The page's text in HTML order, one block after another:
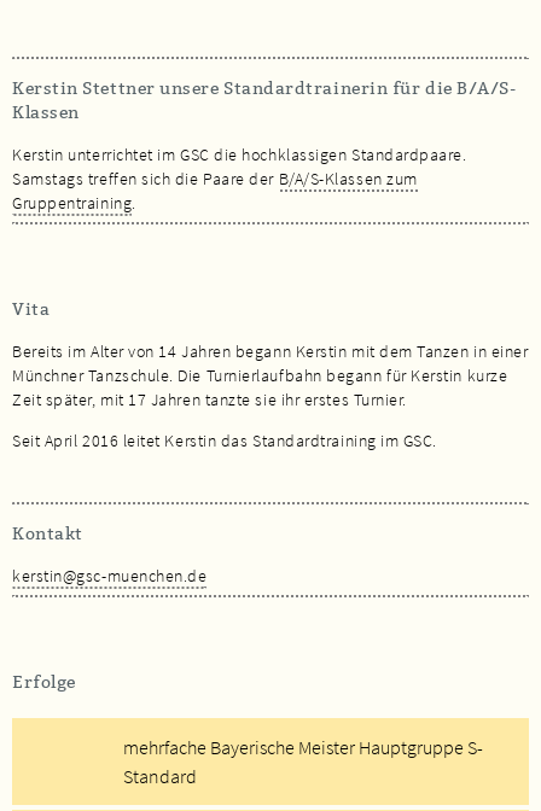
Kerstin Stettner unsere Standardtrainerin für die B/A/S-
Klassen
Kerstin unterrichtet im GSC die hochklassigen Standardpaare.
Samstags treffen sich die Paare der B/A/S-Klassen zum
Gruppentraining.
Vita
Bereits im Alter von 14 Jahren begann Kerstin mit dem Tanzen in einer
Münchner Tanzschule. Die Turnierlaufbahn begann für Kerstin kurze
Zeit später, mit 17 Jahren tanzte sie ihr erstes Turnier.
Seit April 2016 leitet Kerstin das Standardtraining im GSC.
Kontakt
kerstin@gsc-muenchen.de
Erfolge
mehrfache Bayerische Meister Hauptgruppe S-
Standard